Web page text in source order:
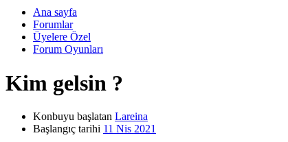
Ana sayfa
Forumlar
Üyelere Özel
Forum Oyunları
Kim gelsin ?
Konbuyu başlatan Lareina
Başlangıç tarihi 11 Nis 2021